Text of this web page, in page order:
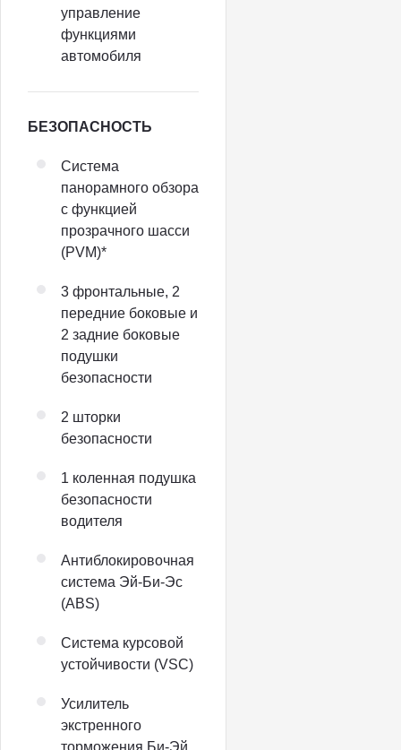
управление
функциями
автомобиля
БЕЗОПАСНОСТЬ
Система
панорамного обзора
с функцией
прозрачного шасси
(PVM)*
3 фронтальные, 2
передние боковые и
2 задние боковые
подушки
безопасности
2 шторки
безопасности
1 коленная подушка
безопасности
водителя
Антиблокировочная
система Эй-Би-Эс
(ABS)
Система курсовой
устойчивости (VSC)
Усилитель
экстренного
торможения Би-Эй